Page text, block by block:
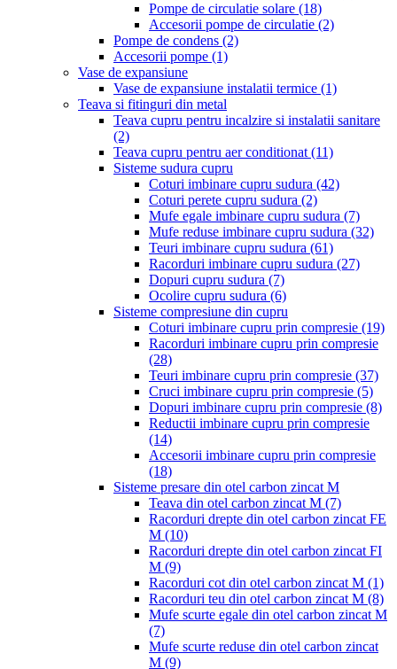
Pompe de circulatie solare (18)
Accesorii pompe de circulatie (2)
Pompe de condens (2)
Accesorii pompe (1)
Vase de expansiune
Vase de expansiune instalatii termice (1)
Teava si fitinguri din metal
Teava cupru pentru incalzire si instalatii sanitare
(2)
Teava cupru pentru aer conditionat (11)
Sisteme sudura cupru
Coturi imbinare cupru sudura (42)
Coturi perete cupru sudura (2)
Mufe egale imbinare cupru sudura (7)
Mufe reduse imbinare cupru sudura (32)
Teuri imbinare cupru sudura (61)
Racorduri imbinare cupru sudura (27)
Dopuri cupru sudura (7)
Ocolire cupru sudura (6)
Sisteme compresiune din cupru
Coturi imbinare cupru prin compresie (19)
Racorduri imbinare cupru prin compresie
(28)
Teuri imbinare cupru prin compresie (37)
Cruci imbinare cupru prin compresie (5)
Dopuri imbinare cupru prin compresie (8)
Reductii imbinare cupru prin compresie
(14)
Accesorii imbinare cupru prin compresie
(18)
Sisteme presare din otel carbon zincat M
Teava din otel carbon zincat M (7)
Racorduri drepte din otel carbon zincat FE
M (10)
Racorduri drepte din otel carbon zincat FI
M (9)
Racorduri cot din otel carbon zincat M (1)
Racorduri teu din otel carbon zincat M (8)
Mufe scurte egale din otel carbon zincat M
(7)
Mufe scurte reduse din otel carbon zincat
M (9)